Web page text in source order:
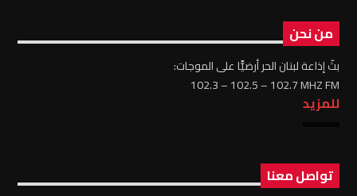
من نحن
بثّ إذاعة لبنان الحر أرضيًّا على الموجات:
102.3 – 102.5 – 102.7 MHZ FM
للمزيد
تواصل معنا